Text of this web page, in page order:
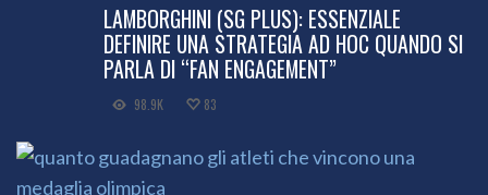
LAMBORGHINI (SG PLUS): ESSENZIALE
DEFINIRE UNA STRATEGIA AD HOC QUANDO SI
PARLA DI “FAN ENGAGEMENT”
98.9K 83